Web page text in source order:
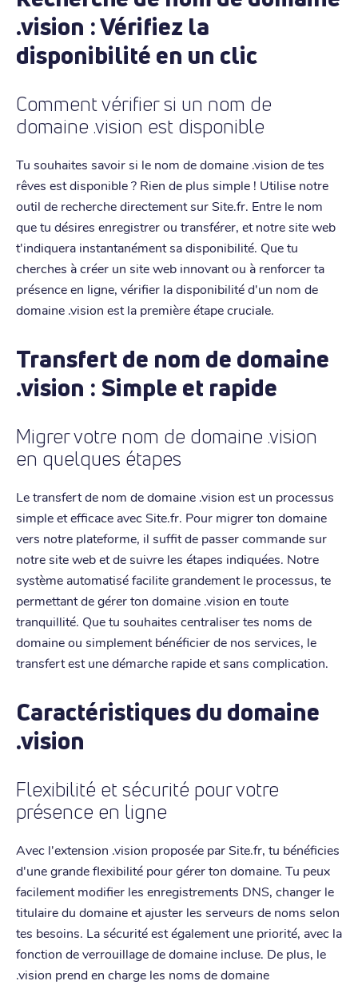
.vision : Vérifiez la
disponibilité en un clic
Comment vérifier si un nom de
domaine .vision est disponible
Tu souhaites savoir si le nom de domaine .vision de tes
rêves est disponible ? Rien de plus simple ! Utilise notre
outil de recherche directement sur Site.fr. Entre le nom
que tu désires enregistrer ou transférer, et notre site web
t'indiquera instantanément sa disponibilité. Que tu
cherches à créer un site web innovant ou à renforcer ta
présence en ligne, vérifier la disponibilité d'un nom de
domaine .vision est la première étape cruciale.
Transfert de nom de domaine
.vision : Simple et rapide
Migrer votre nom de domaine .vision
en quelques étapes
Le transfert de nom de domaine .vision est un processus
simple et efficace avec Site.fr. Pour migrer ton domaine
vers notre plateforme, il suffit de passer commande sur
notre site web et de suivre les étapes indiquées. Notre
système automatisé facilite grandement le processus, te
permettant de gérer ton domaine .vision en toute
tranquillité. Que tu souhaites centraliser tes noms de
domaine ou simplement bénéficier de nos services, le
transfert est une démarche rapide et sans complication.
Caractéristiques du domaine
.vision
Flexibilité et sécurité pour votre
présence en ligne
Avec l'extension .vision proposée par Site.fr, tu bénéficies
d'une grande flexibilité pour gérer ton domaine. Tu peux
facilement modifier les enregistrements DNS, changer le
titulaire du domaine et ajuster les serveurs de noms selon
tes besoins. La sécurité est également une priorité, avec la
fonction de verrouillage de domaine incluse. De plus, le
.vision prend en charge les noms de domaine